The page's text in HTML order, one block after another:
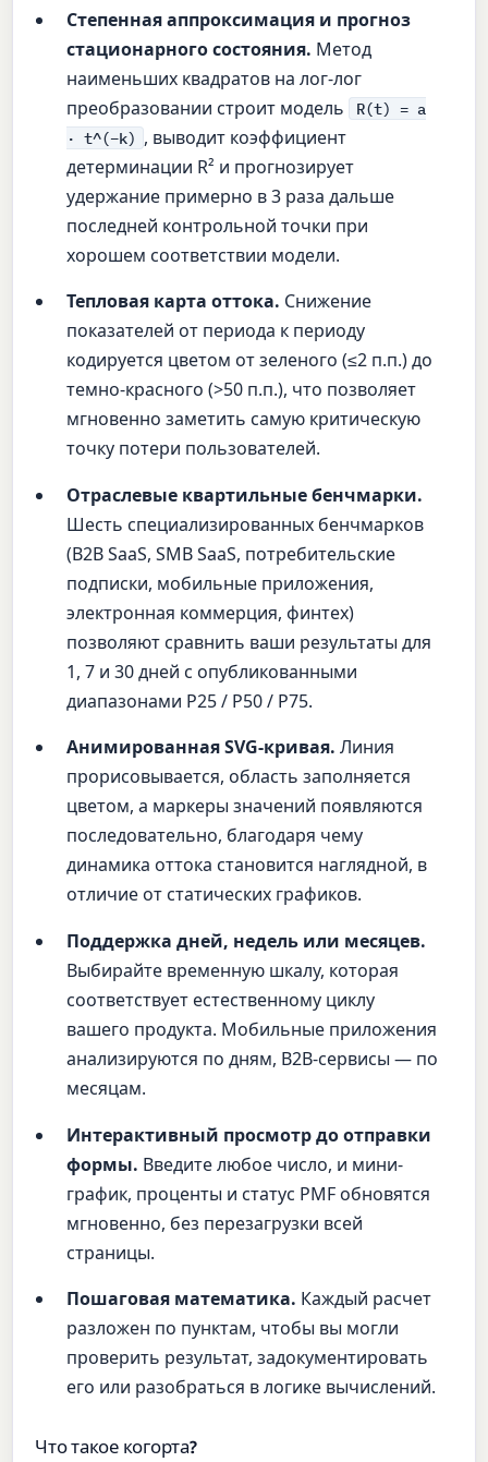
Степенная аппроксимация и прогноз
стационарного состояния. Метод
наименьших квадратов на лог-лог
преобразовании строит модель
R(t) = a
· t^(−k) , выводит коэффициент
детерминации R² и прогнозирует
удержание примерно в 3 раза дальше
последней контрольной точки при
хорошем соответствии модели.
Тепловая карта оттока. Снижение
показателей от периода к периоду
кодируется цветом от зеленого (≤2 п.п.) до
темно-красного (>50 п.п.), что позволяет
мгновенно заметить самую критическую
точку потери пользователей.
Отраслевые квартильные бенчмарки.
Шесть специализированных бенчмарков
(B2B SaaS, SMB SaaS, потребительские
подписки, мобильные приложения,
электронная коммерция, финтех)
позволяют сравнить ваши результаты для
1, 7 и 30 дней с опубликованными
диапазонами P25 / P50 / P75.
Анимированная SVG-кривая. Линия
прорисовывается, область заполняется
цветом, а маркеры значений появляются
последовательно, благодаря чему
динамика оттока становится наглядной, в
отличие от статических графиков.
Поддержка дней, недель или месяцев.
Выбирайте временную шкалу, которая
соответствует естественному циклу
вашего продукта. Мобильные приложения
анализируются по дням, B2B-сервисы — по
месяцам.
Интерактивный просмотр до отправки
формы. Введите любое число, и мини-
график, проценты и статус PMF обновятся
мгновенно, без перезагрузки всей
страницы.
Пошаговая математика. Каждый расчет
разложен по пунктам, чтобы вы могли
проверить результат, задокументировать
его или разобраться в логике вычислений.
Что такое когорта?